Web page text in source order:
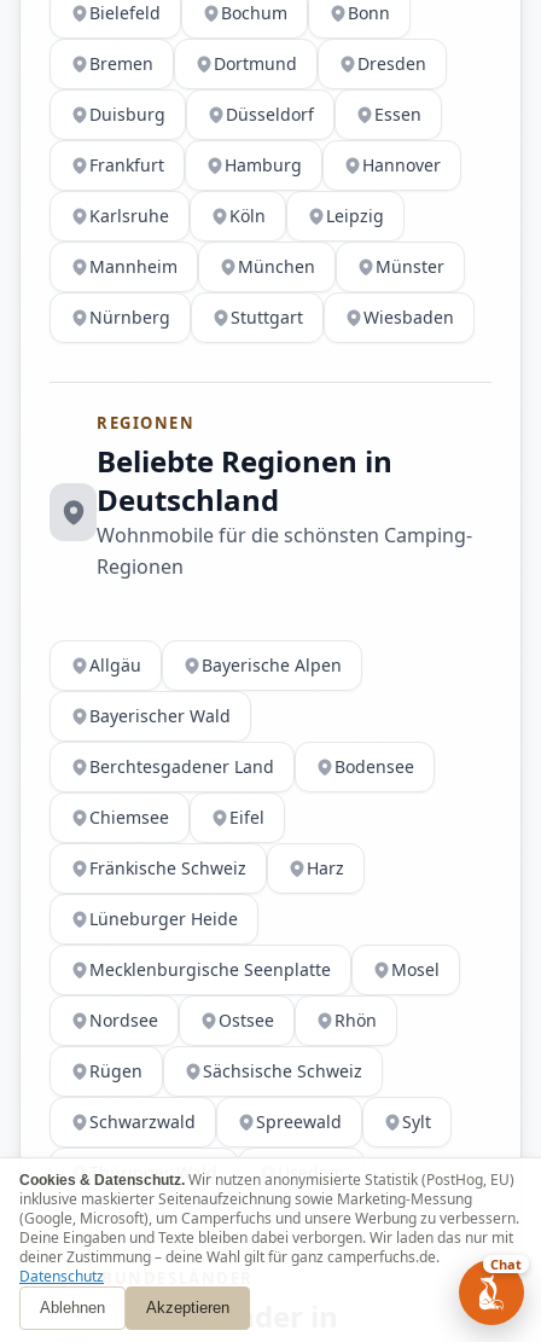
Bielefeld Bochum Bonn
Bremen Dortmund Dresden
Duisburg Düsseldorf Essen
Frankfurt Hamburg Hannover
Karlsruhe Köln Leipzig
Mannheim München Münster
Nürnberg Stuttgart Wiesbaden
REGIONEN
Beliebte Regionen in
Deutschland
Wohnmobile für die schönsten Camping-
Regionen
Allgäu Bayerische Alpen
Bayerischer Wald
Berchtesgadener Land Bodensee
Chiemsee Eifel
Fränkische Schweiz Harz
Lüneburger Heide
Mecklenburgische Seenplatte Mosel
Nordsee Ostsee Rhön
Rügen Sächsische Schweiz
Schwarzwald Spreewald Sylt
Thüringer Wald Usedom
BUNDESLÄNDER
Bundesländer in
Cookies & Datenschutz. Wir nutzen anonymisierte Statistik (PostHog, EU)
inklusive maskierter Seitenaufzeichnung sowie Marketing-Messung
(Google, Microsoft), um Camperfuchs und unsere Werbung zu verbessern.
Deine Eingaben und Texte bleiben dabei verborgen. Wir laden das nur mit
deiner Zustimmung – deine Wahl gilt für ganz camperfuchs.de.
Datenschutz
Ablehnen Akzeptieren
Chat